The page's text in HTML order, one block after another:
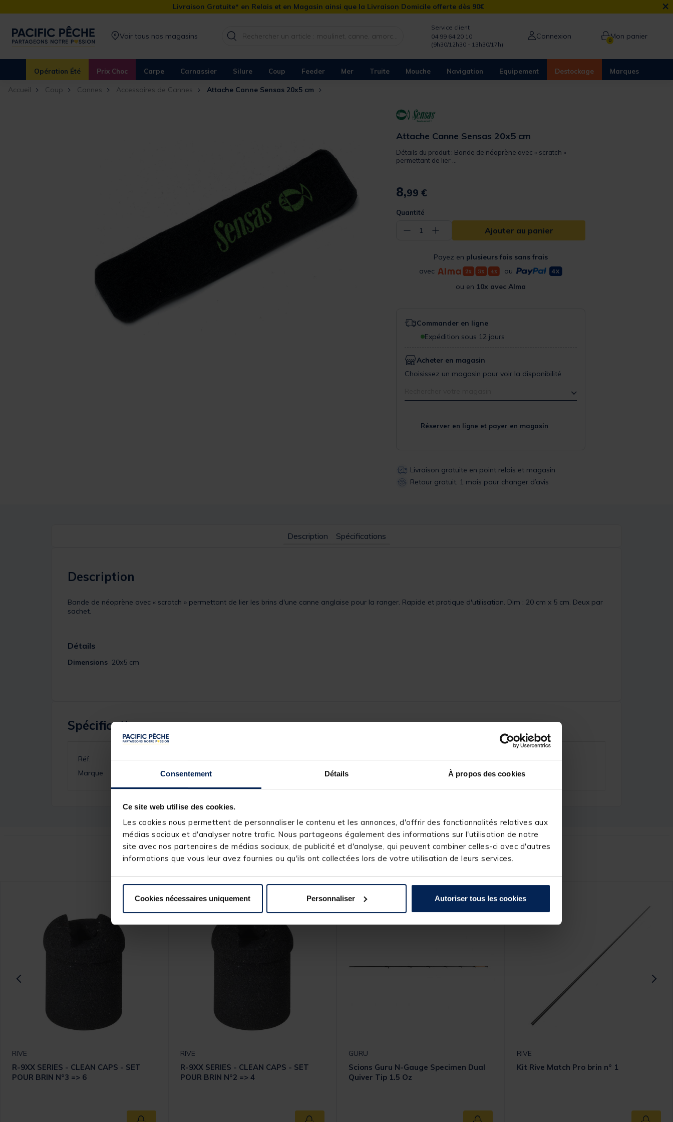
Consentement Détails À propos des cookies
Ce site web utilise des cookies.
Les cookies nous permettent de personnaliser le contenu et les annonces, d'offrir des fonctionnalités relatives aux
médias sociaux et d'analyser notre trafic. Nous partageons également des informations sur l'utilisation de notre
site avec nos partenaires de médias sociaux, de publicité et d'analyse, qui peuvent combiner celles-ci avec d'autres
informations que vous leur avez fournies ou qu'ils ont collectées lors de votre utilisation de leurs services.
Cookies nécessaires uniquement Personnaliser Autoriser tous les cookies
Livraison Gratuite* en Relais et en Magasin ainsi que la Livraison Domicile offerte dès 90€ ×
Voir tous nos magasins
Service client
04 99 64 20 10
(9h30/12h30 - 13h30/17h)
Connexion 0Mon panier
Opération Été Prix Choc Carpe Carnassier Silure Coup Feeder Mer Truite Mouche Navigation Equipement Destockage Marques
Accueil Coup Cannes Accessoires de Cannes Attache Canne Sensas 20x5 cm
Attache Canne Sensas 20x5 cm
Détails du produit : Bande de néoprène avec « scratch »
permettant de lier ...
8,99 €
Quantité
− 1 + Ajouter au panier
Payez en plusieurs fois sans frais
avec
ou
ou en 10x avec Alma
Commander en ligne
Expédition sous 12 jours
Acheter en magasin
Choisissez un magasin pour voir la disponibilité
Réserver en ligne et payer en magasin
Livraison gratuite en point relais et magasin
Retour gratuit, 1 mois pour changer d’avis
Description Spécifications
Description
Bande de néoprène avec « scratch » permettant de lier les brins d'une canne anglaise pour la ranger. Rapide et pratique d'utilisation. Dim : 20 cm x 5 cm. Deux par
sachet.
Détails
Dimensions 20x5 cm
Spécifications
Réf.
11020-1
Marque
Ces produits pourraient vous intéresser :
RIVE
R-9XX SERIES - CLEAN CAPS - SET
POUR BRIN N°3 => 6
RIVE
R-9XX SERIES - CLEAN CAPS - SET
POUR BRIN N°2 => 4
GURU
Scions Guru N-Gauge Specimen Dual
Quiver Tip 1.5 Oz
RIVE
Kit Rive Match Pro brin n° 1